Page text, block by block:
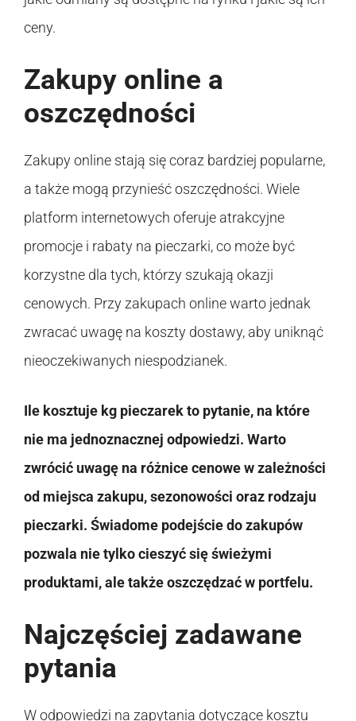
ceny.
Zakupy online a
oszczędności
Zakupy online stają się coraz bardziej popularne,
a także mogą przynieść oszczędności. Wiele
platform internetowych oferuje atrakcyjne
promocje i rabaty na pieczarki, co może być
korzystne dla tych, którzy szukają okazji
cenowych. Przy zakupach online warto jednak
zwracać uwagę na koszty dostawy, aby uniknąć
nieoczekiwanych niespodzianek.
Ile kosztuje kg pieczarek to pytanie, na które
nie ma jednoznacznej odpowiedzi. Warto
zwrócić uwagę na różnice cenowe w zależności
od miejsca zakupu, sezonowości oraz rodzaju
pieczarki. Świadome podejście do zakupów
pozwala nie tylko cieszyć się świeżymi
produktami, ale także oszczędzać w portfelu.
Najczęściej zadawane
pytania
W odpowiedzi na zapytania dotyczące kosztu